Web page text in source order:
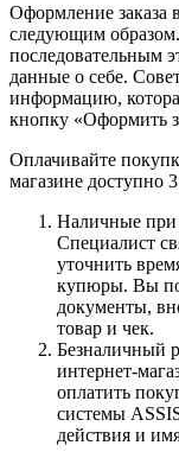
Оформление заказа
следующим
последовательным
данные о себе.
информацию,
кнопку «Оформить
Оплачивайте
магазине доступно
Наличные при
Специалист
уточнить
купюры. Вы
документы,
товар и чек.
Безналичный
интернет-
оплатить
системы
действия и